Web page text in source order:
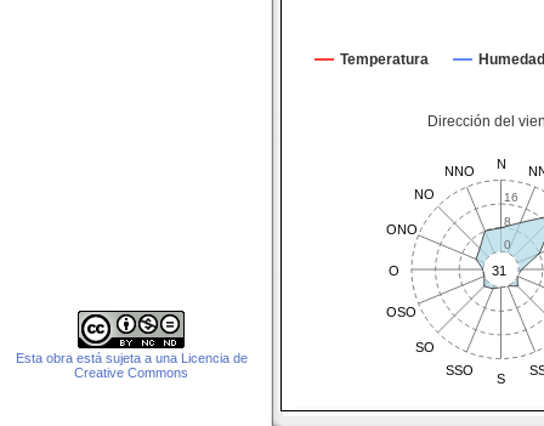
Esta obra está sujeta a una Licencia de
Creative Commons
Temperatura Humedad
Dirección del
31
N
S
SSO
SO
OSO
O
ONO
NO
NNO
0
8
16